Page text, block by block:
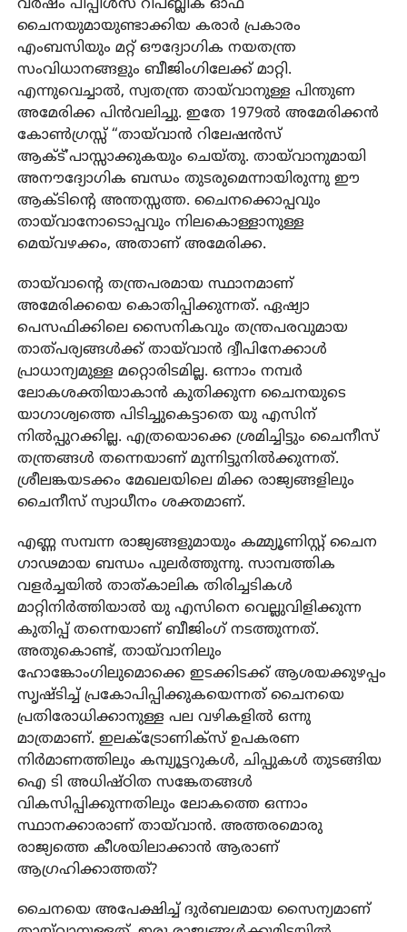
വർഷം പീപ്പിൾസ് റിപബ്ലിക് ഓഫ്
ചൈനയുമായുണ്ടാക്കിയ കരാർ പ്രകാരം
എംബസിയും മറ്റ് ഔദ്യോഗിക നയതന്ത്ര
സംവിധാനങ്ങളും ബീജിംഗിലേക്ക് മാറ്റി.
എന്നുവെച്ചാൽ, സ്വതന്ത്ര തായ്‌വാനുള്ള പിന്തുണ
അമേരിക്ക പിൻവലിച്ചു. ഇതേ 1979ൽ അമേരിക്കൻ
കോൺഗ്രസ്സ് “തായ്‌വാൻ റിലേഷൻസ്
ആക്ട്’പാസ്സാക്കുകയും ചെയ്തു. തായ്‌വാനുമായി
അനൗദ്യോഗിക ബന്ധം തുടരുമെന്നായിരുന്നു ഈ
ആക്ടിന്റെ അന്തസ്സത്ത. ചൈനക്കൊപ്പവും
തായ്‌വാനോടൊപ്പവും നിലകൊള്ളാനുള്ള
മെയ്‌വഴക്കം, അതാണ് അമേരിക്ക.
തായ്‌വാന്റെ തന്ത്രപരമായ സ്ഥാനമാണ്
അമേരിക്കയെ കൊതിപ്പിക്കുന്നത്. ഏഷ്യാ
പെസഫിക്കിലെ സൈനികവും തന്ത്രപരവുമായ
താത്പര്യങ്ങൾക്ക് തായ്‌വാൻ ദ്വീപിനേക്കാൾ
പ്രാധാന്യമുള്ള മറ്റൊരിടമില്ല. ഒന്നാം നമ്പർ
ലോകശക്തിയാകാൻ കുതിക്കുന്ന ചൈനയുടെ
യാഗാശ്വത്തെ പിടിച്ചുകെട്ടാതെ യു എസിന്
നിൽപ്പുറക്കില്ല. എത്രയൊക്കെ ശ്രമിച്ചിട്ടും ചൈനീസ്
തന്ത്രങ്ങൾ തന്നെയാണ് മുന്നിട്ടുനിൽക്കുന്നത്.
ശ്രീലങ്കയടക്കം മേഖലയിലെ മിക്ക രാജ്യങ്ങളിലും
ചൈനീസ് സ്വാധീനം ശക്തമാണ്.
എണ്ണ സമ്പന്ന രാജ്യങ്ങളുമായും കമ്മ്യൂണിസ്റ്റ് ചൈന
ഗാഢമായ ബന്ധം പുലർത്തുന്നു. സാമ്പത്തിക
വളർച്ചയിൽ താത്കാലിക തിരിച്ചടികൾ
മാറ്റിനിർത്തിയാൽ യു എസിനെ വെല്ലുവിളിക്കുന്ന
കുതിപ്പ് തന്നെയാണ് ബീജിംഗ് നടത്തുന്നത്.
അതുകൊണ്ട്, തായ്‌വാനിലും
ഹോങ്കോംഗിലുമൊക്കെ ഇടക്കിടക്ക് ആശയക്കുഴപ്പം
സൃഷ്ടിച്ച് പ്രകോപിപ്പിക്കുകയെന്നത് ചൈനയെ
പ്രതിരോധിക്കാനുള്ള പല വഴികളിൽ ഒന്നു
മാത്രമാണ്. ഇലക്‌ട്രോണിക്‌സ് ഉപകരണ
നിർമാണത്തിലും കമ്പ്യൂട്ടറുകൾ, ചിപ്പുകൾ തുടങ്ങിയ
ഐ ടി അധിഷ്ഠിത സങ്കേതങ്ങൾ
വികസിപ്പിക്കുന്നതിലും ലോകത്തെ ഒന്നാം
സ്ഥാനക്കാരാണ് തായ്‌വാൻ. അത്തരമൊരു
രാജ്യത്തെ കീശയിലാക്കാൻ ആരാണ്
ആഗ്രഹിക്കാത്തത്?
ചൈനയെ അപേക്ഷിച്ച് ദുർബലമായ സൈന്യമാണ്